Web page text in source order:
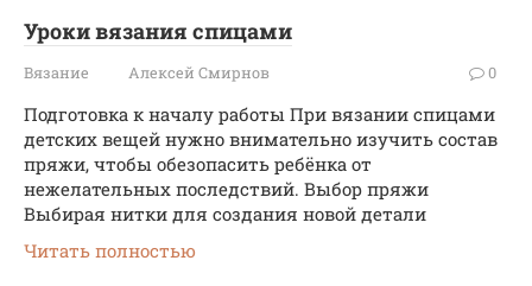
Уроки вязания спицами
Вязание Алексей Смирнов 0
Подготовка к началу работы При вязании спицами
детских вещей нужно внимательно изучить состав
пряжи, чтобы обезопасить ребёнка от
нежелательных последствий. Выбор пряжи
Выбирая нитки для создания новой детали
Читать полностью